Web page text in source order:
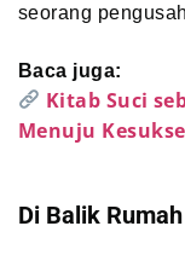
seorang
Baca juga:
Kitab Suci
Menuju
Di Balik